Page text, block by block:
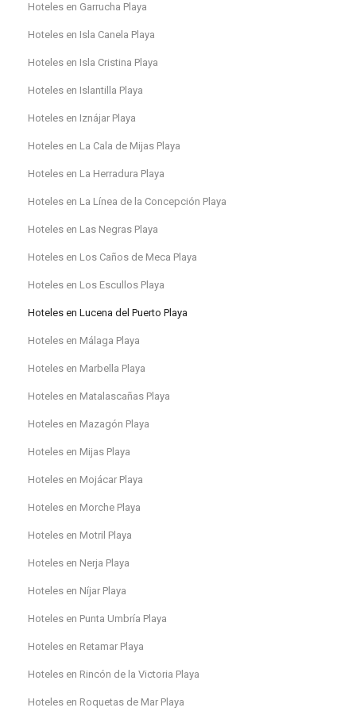
Hoteles en Garrucha Playa
Hoteles en Isla Canela Playa
Hoteles en Isla Cristina Playa
Hoteles en Islantilla Playa
Hoteles en Iznájar Playa
Hoteles en La Cala de Mijas Playa
Hoteles en La Herradura Playa
Hoteles en La Línea de la Concepción Playa
Hoteles en Las Negras Playa
Hoteles en Los Caños de Meca Playa
Hoteles en Los Escullos Playa
Hoteles en Lucena del Puerto Playa
Hoteles en Málaga Playa
Hoteles en Marbella Playa
Hoteles en Matalascañas Playa
Hoteles en Mazagón Playa
Hoteles en Mijas Playa
Hoteles en Mojácar Playa
Hoteles en Morche Playa
Hoteles en Motril Playa
Hoteles en Nerja Playa
Hoteles en Níjar Playa
Hoteles en Punta Umbría Playa
Hoteles en Retamar Playa
Hoteles en Rincón de la Victoria Playa
Hoteles en Roquetas de Mar Playa